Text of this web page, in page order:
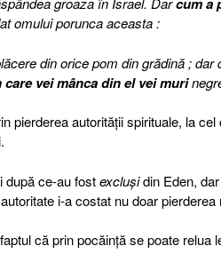
omului porunca aceasta :
din orice pom din grădină ;
vei mânca din el vei muri
pierderea autorităţii spirituale, la
după ce-au fostexcluşidin Eden,
i-a costat nu doar
că prin pocăinţă se poate